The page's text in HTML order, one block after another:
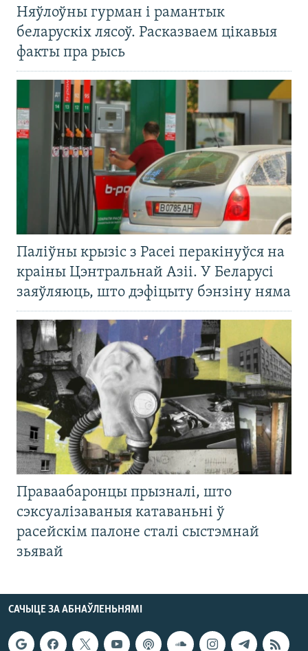
Няўлоўны гурман і рамантык
беларускіх лясоў. Расказваем цікавыя
факты пра рысь
Паліўны крызіс з Расеі перакінуўся на
краіны Цэнтральнай Азіі. У Беларусі
заяўляюць, што дэфіцыту бэнзіну няма
Праваабаронцы прызналі, што
сэксуалізаваныя катаваньні ў
расейскім палоне сталі сыстэмнай
зьявай
САЧЫЦЕ ЗА АБНАЎЛЕНЬНЯМІ